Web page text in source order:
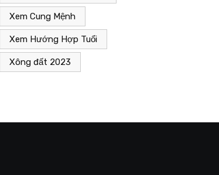
Xem Cung Mệnh
Xem Hướng Hợp Tuổi
Xông đất 2023